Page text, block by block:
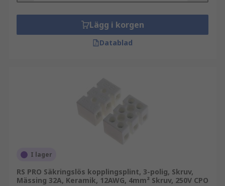
Lägg i korgen
Datablad
I lager
RS PRO Säkringslös kopplingsplint, 3-polig, Skruv,
Mässing 32A, Keramik, 12AWG, 4mm² Skruv, 250V CPO